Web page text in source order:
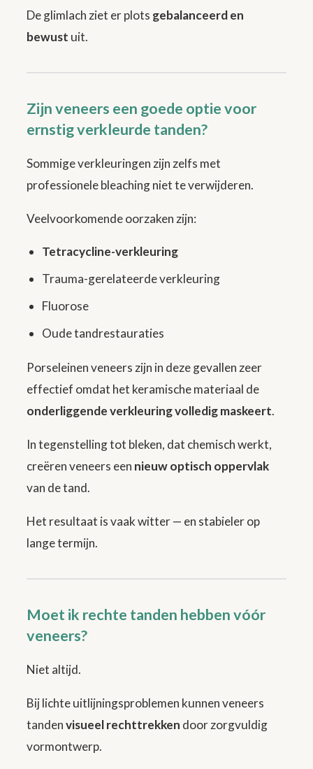
De glimlach ziet er plots gebalanceerd en
bewust uit.
Zijn veneers een goede optie voor
ernstig verkleurde tanden?
Sommige verkleuringen zijn zelfs met
professionele bleaching niet te verwijderen.
Veelvoorkomende oorzaken zijn:
Tetracycline-verkleuring
Trauma-gerelateerde verkleuring
Fluorose
Oude tandrestauraties
Porseleinen veneers zijn in deze gevallen zeer
effectief omdat het keramische materiaal de
onderliggende verkleuring volledig maskeert.
In tegenstelling tot bleken, dat chemisch werkt,
creëren veneers een nieuw optisch oppervlak
van de tand.
Het resultaat is vaak witter — en stabieler op
lange termijn.
Moet ik rechte tanden hebben vóór
veneers?
Niet altijd.
Bij lichte uitlijningsproblemen kunnen veneers
tandenvisueel rechttrekken door zorgvuldig
vormontwerp.